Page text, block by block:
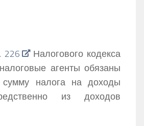
226
Налогового кодекса
агенты обязаны
сумму налога на доходы
из доходов